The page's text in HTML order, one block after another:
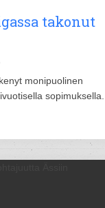
takonut
monipuolinen
sopimuksella.